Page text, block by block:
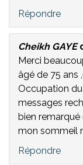
Répondre
Cheikh GAYE
Merci
âgé de 75 ans
Occupation
messages
bien remarqué
mon sommeil
Répondre